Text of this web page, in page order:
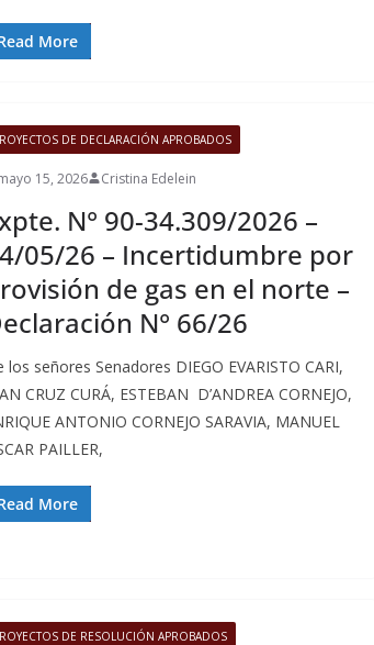
More
DE DECLARACIÓN APROBADOS
15, 2026 Cristina Edelein
N° 90-34.309/2026 –
05/26 – Incertidumbre por
de gas en el norte –
N° 66/26
los señores Senadores DIEGO EVARISTO CARI,
CRUZ CURÁ, ESTEBAN D’ANDREA CORNEJO,
ANTONIO CORNEJO SARAVIA, MANUEL
PAILLER,
More
DE RESOLUCIÓN APROBADOS